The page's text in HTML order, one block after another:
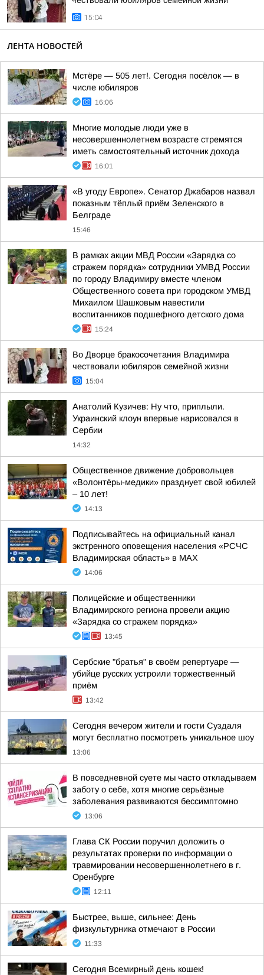
15:04
ЛЕНТА НОВОСТЕЙ
Мстёре — 505 лет!. Сегодня посёлок — в
числе юбиляров
16:06
Многие молодые люди уже в
несовершеннолетнем возрасте стремятся
иметь самостоятельный источник дохода
16:01
«В угоду Европе». Сенатор Джабаров назвал
показным тёплый приём Зеленского в
Белграде
15:46
В рамках акции МВД России «Зарядка со
стражем порядка» сотрудники УМВД России
по городу Владимиру вместе членом
Общественного совета при городском УМВД
Михаилом Шашковым навестили
воспитанников подшефного детского дома
15:24
Во Дворце бракосочетания Владимира
чествовали юбиляров семейной жизни
15:04
Анатолий Кузичев: Ну что, приплыли.
Украинский клоун впервые нарисовался в
Сербии
14:32
Общественное движение добровольцев
«Волонтёры-медики» празднует свой юбилей
– 10 лет!
14:13
Подписывайтесь на официальный канал
экстренного оповещения населения «РСЧС
Владимирская область» в МАХ
14:06
Полицейские и общественники
Владимирского региона провели акцию
«Зарядка со стражем порядка»
13:45
Сербские "братья" в своём репертуаре —
убийце русских устроили торжественный
приём
13:42
Сегодня вечером жители и гости Суздаля
могут бесплатно посмотреть уникальное шоу
13:06
В повседневной суете мы часто откладываем
заботу о себе, хотя многие серьёзные
заболевания развиваются бессимптомно
13:06
Глава СК России поручил доложить о
результатах проверки по информации о
травмировании несовершеннолетнего в г.
Оренбурге
12:11
Быстрее, выше, сильнее: День
физкультурника отмечают в России
11:33
Сегодня Всемирный день кошек!